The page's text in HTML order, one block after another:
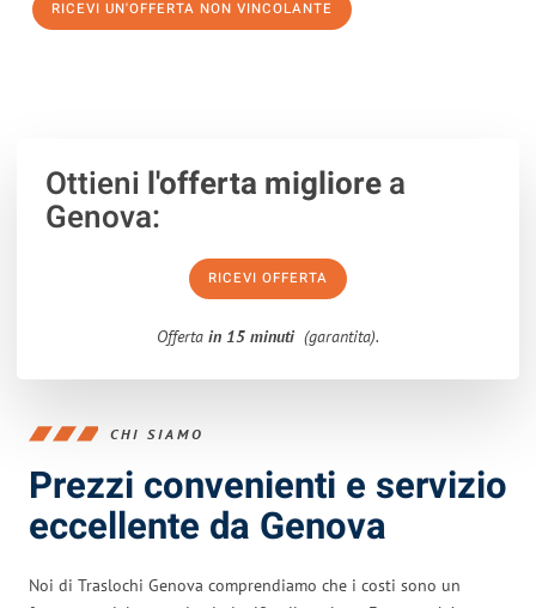
RICEVI UN'OFFERTA NON VINCOLANTE
Ottieni l'offerta migliorea
Genova:
RICEVI OFFERTA
Offerta in 15 minuti (garantita).
CHI SIAMO
Prezzi convenienti e servizio
eccellente da Genova
Noi di Traslochi Genova comprendiamo che i costi sono un